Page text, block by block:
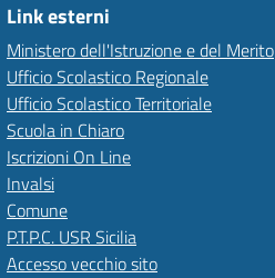
Link esterni
Ministero dell'Istruzione e del Merito
Ufficio Scolastico Regionale
Ufficio Scolastico Territoriale
Scuola in Chiaro
Iscrizioni On Line
Invalsi
Comune
P.T.P.C. USR Sicilia
Accesso vecchio sito